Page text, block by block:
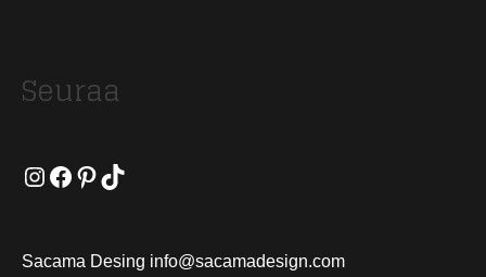
Seuraa
Instagram
Facebook
Pinterest
TikTok
Sacama Desing info@sacamadesign.com